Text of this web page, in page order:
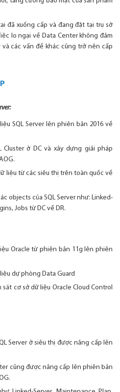
đã xuống cấp và đang đặt tại trụ sở
lo ngại về Data Center không đảm
các vấn đề khác cũng trở nên cấp
SQL Server lên phiên bản 2016 về
ở DC và xây dựng giải pháp
liệu từ các siêu thị trên toàn quốc về
objects của SQL Server như: Linked-
Jobs từ DC về DR.
Oracle từ phiên bản 11g lên phiên
dự phòng Data Guard
cơ sở dữ liệu Oracle Cloud Control
Server ở siêu thị được nâng cấp lên
cũng được nâng cấp lên phiên bản